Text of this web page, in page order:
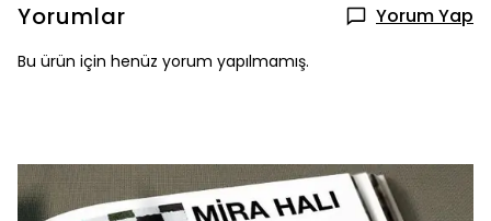
Yorumlar Yorum Yap
Bu ürün için henüz yorum yapılmamış.